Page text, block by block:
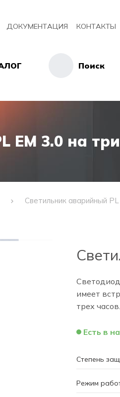
ДОКУМЕНТАЦИЯ КОНТАКТЫ
Поиск
EM 3.0 на
Светильник аварийный
имеет
трех часов.
Есть в
Степень
Режим